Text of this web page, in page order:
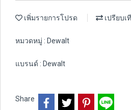
เพิ่มรายการโปรด เปรียบเ
หมวดหมู่ : Dewalt
แบรนด์ : Dewalt
Share